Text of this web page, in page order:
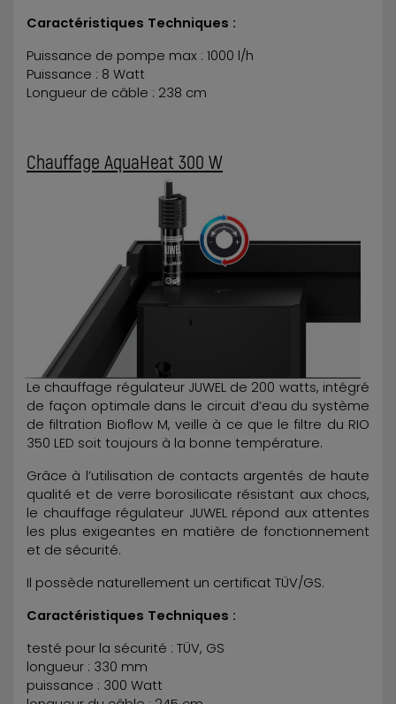
Caractéristiques Techniques :
Puissance de pompe max : 1000 l/h
Puissance : 8 Watt
Longueur de câble : 238 cm
Chauffage AquaHeat 300 W
Le chauffage régulateur JUWEL de 200 watts, intégré
de façon optimale dans le circuit d’eau du système
de filtration Bioflow M, veille à ce que le filtre du RIO
350 LED soit toujours à la bonne température.
Grâce à l’utilisation de contacts argentés de haute
qualité et de verre borosilicate résistant aux chocs,
le chauffage régulateur JUWEL répond aux attentes
les plus exigeantes en matière de fonctionnement
et de sécurité.
Il possède naturellement un certificat TÜV/GS.
Caractéristiques Techniques :
testé pour la sécurité : TÜV, GS
longueur : 330 mm
puissance : 300 Watt